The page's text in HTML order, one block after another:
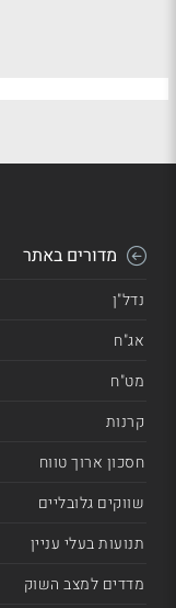
מדורים באתר
נדל"ן
אג"ח
מט"ח
קרנות
חסכון ארוך טווח
שווקים גלובליים
תנועות בעלי עניין
מדדים למצב השוק